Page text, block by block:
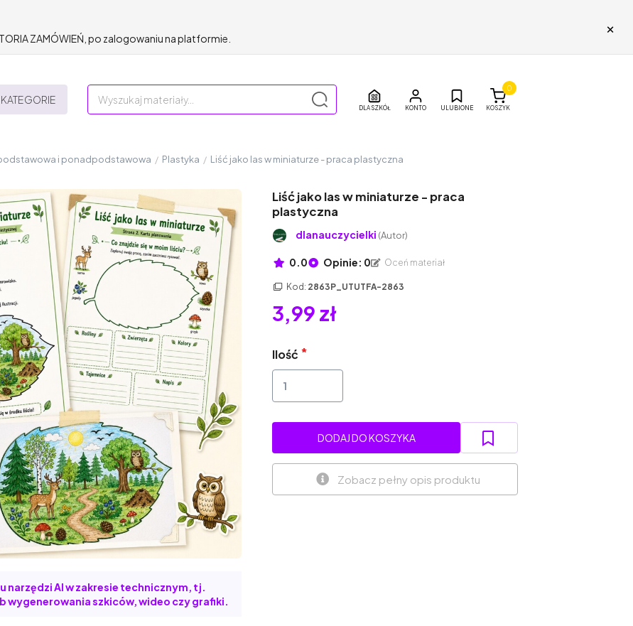
ZAMÓWIEŃ, po zalogowaniu na platformie.
×
KATEGORIE
DLA SZKÓŁ ULUBIONE KOSZYK
0
i ponadpodstawowa / Plastyka / Liść jako las w miniaturze - praca plastyczna
narzędzi AI w zakresie technicznym, tj.
szkiców, wideo czy grafiki.
Liść jako las w miniaturze - praca
plastyczna
dlanauczycielki (Autor)
0.0 Opinie: 0 Oceń materiał
Kod: 2863P_UTUTFA-2863
3,99 zł
Ilość
DODAJ DO KOSZYKA
Zobacz pełny opis produktu